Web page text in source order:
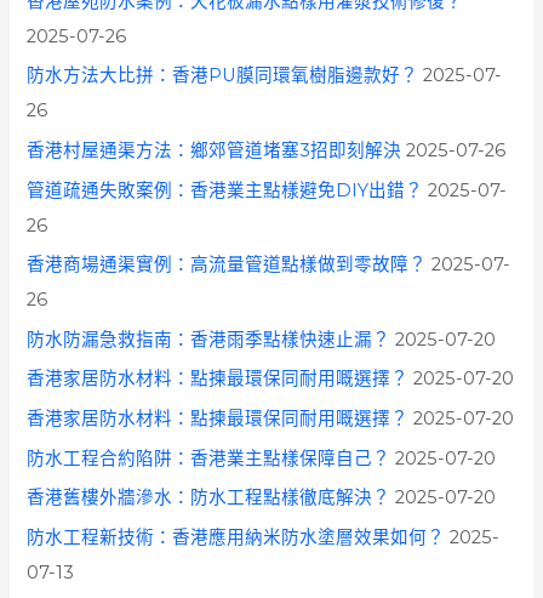
2025-07-26
防水方法大比拼：香港PU膜同環氧樹脂邊款好？ 2025-07-
26
香港村屋通渠方法：鄉郊管道堵塞3招即刻解決 2025-07-26
管道疏通失敗案例：香港業主點樣避免DIY出錯？ 2025-07-
26
香港商場通渠實例：高流量管道點樣做到零故障？ 2025-07-
26
防水防漏急救指南：香港雨季點樣快速止漏？ 2025-07-20
香港家居防水材料：點揀最環保同耐用嘅選擇？ 2025-07-20
香港家居防水材料：點揀最環保同耐用嘅選擇？ 2025-07-20
防水工程合約陷阱：香港業主點樣保障自己？ 2025-07-20
香港舊樓外牆滲水：防水工程點樣徹底解決？ 2025-07-20
防水工程新技術：香港應用納米防水塗層效果如何？ 2025-
07-13